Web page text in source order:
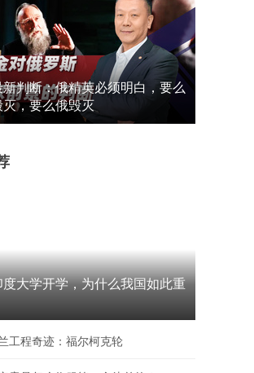
00:32
给小弟气得
到死都不知道孩子的父亲是
判断：俄精英必须明白，要么
，要么俄毁灭
大学开学，为什么我国如此重
工程奇迹：福尔柯克轮